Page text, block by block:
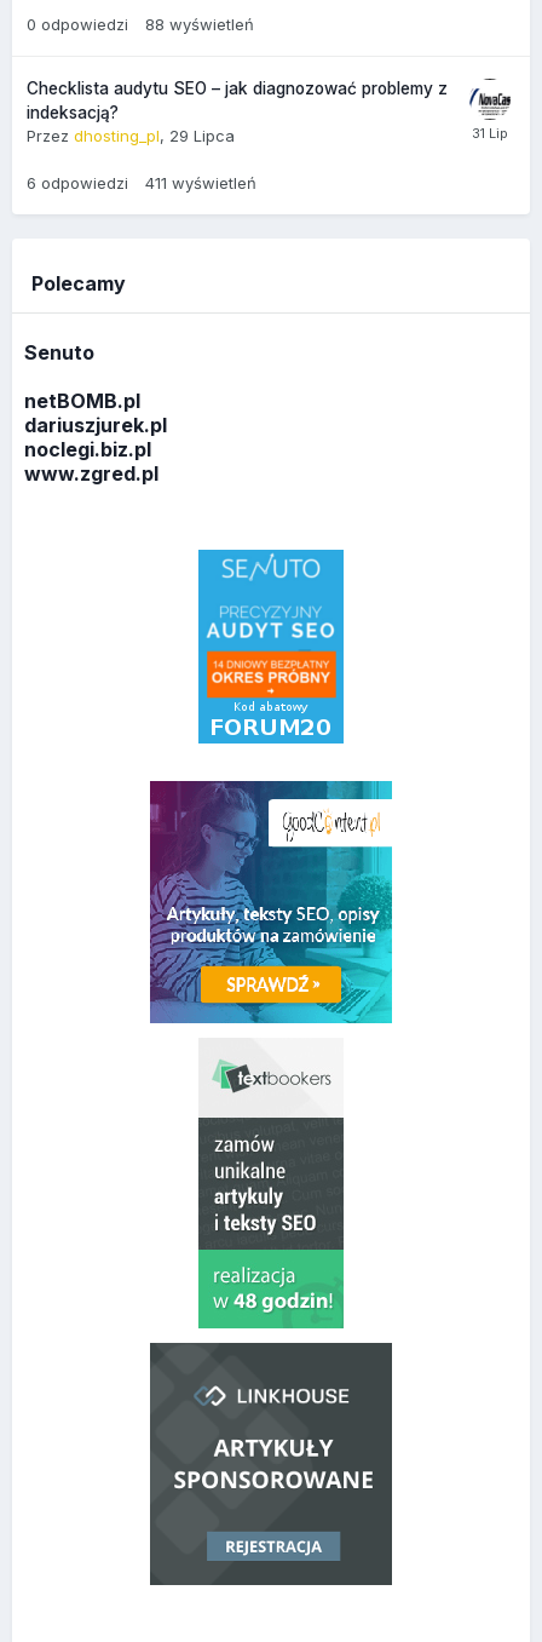
0 odpowiedzi 88 wyświetleń
Checklista audytu SEO – jak diagnozować problemy z
indeksacją?
Przez dhosting_pl, 29 Lipca
6 odpowiedzi 411 wyświetleń
Polecamy
Senuto
netBOMB.pl
dariuszjurek.pl
noclegi.biz.pl
www.zgred.pl